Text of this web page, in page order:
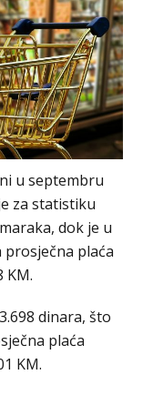
u septembru
za statistiku
dok je u
plaća
KM.
dinara, što
plaća
KM.